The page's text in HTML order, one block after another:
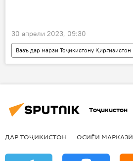
30 апрели 2023, 09:30
Вазъ дар марзи Тоҷикистону Қирғизистон
Дар Тоҷикистон
Қирғизистон
Тоҷикистон
ДАР ТОҶИКИСТОН ОСИЁИ МАРКАЗӢ